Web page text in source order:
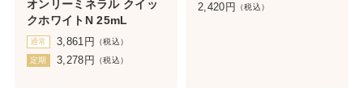
オンリーミネラル クイッ
クホワイトN 25mL
通常 3,861 円 （税込）
定期 3,278 円 （税込）
2,420 円 （税込）